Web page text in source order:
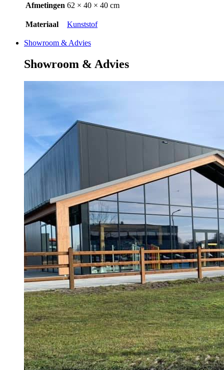
Afmetingen 62 × 40 × 40 cm
Materiaal Kunststof
Showroom & Advies
Showroom & Advies